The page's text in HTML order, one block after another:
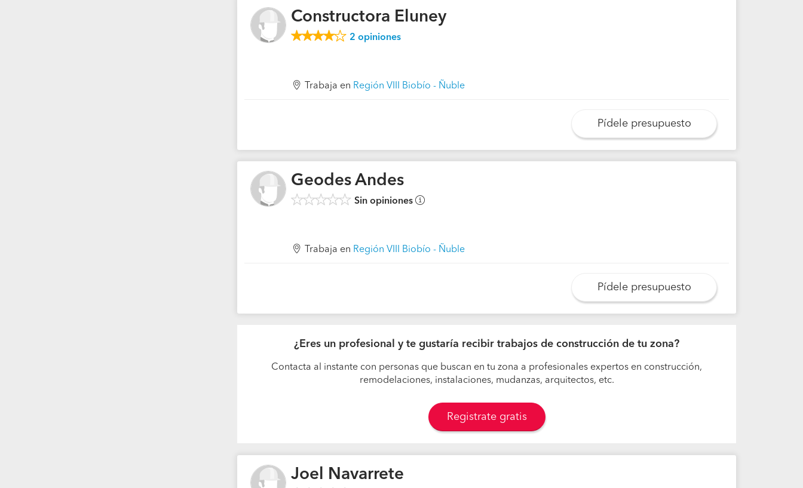
Constructora Eluney
2 opiniones
Trabaja en Región VIII Biobío - Ñuble
Pídele presupuesto
Geodes Andes
Sin opiniones
Trabaja en Región VIII Biobío - Ñuble
Pídele presupuesto
¿Eres un profesional y te gustaría recibir trabajos de construcción de tu zona?
Contacta al instante con personas que buscan en tu zona a profesionales expertos en construcción,
remodelaciones, instalaciones, mudanzas, arquitectos, etc.
Registrate gratis
Joel Navarrete